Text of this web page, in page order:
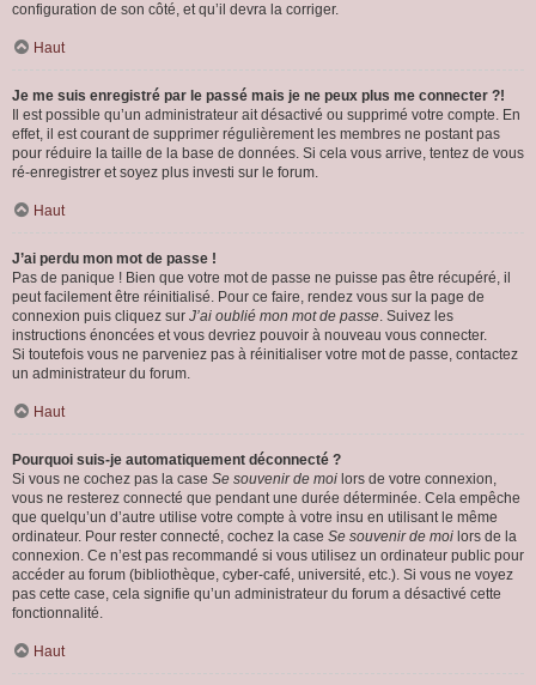
configuration de son côté, et qu’il devra la corriger.
Haut
Je me suis enregistré par le passé mais je ne peux plus me connecter ?!
Il est possible qu’un administrateur ait désactivé ou supprimé votre compte. En
effet, il est courant de supprimer régulièrement les membres ne postant pas
pour réduire la taille de la base de données. Si cela vous arrive, tentez de vous
ré-enregistrer et soyez plus investi sur le forum.
Haut
J’ai perdu mon mot de passe !
Pas de panique ! Bien que votre mot de passe ne puisse pas être récupéré, il
peut facilement être réinitialisé. Pour ce faire, rendez vous sur la page de
connexion puis cliquez sur J’ai oublié mon mot de passe. Suivez les
instructions énoncées et vous devriez pouvoir à nouveau vous connecter.
Si toutefois vous ne parveniez pas à réinitialiser votre mot de passe, contactez
un administrateur du forum.
Haut
Pourquoi suis-je automatiquement déconnecté ?
Si vous ne cochez pas la case Se souvenir de moi lors de votre connexion,
vous ne resterez connecté que pendant une durée déterminée. Cela empêche
que quelqu’un d’autre utilise votre compte à votre insu en utilisant le même
ordinateur. Pour rester connecté, cochez la case Se souvenir de moi lors de la
connexion. Ce n’est pas recommandé si vous utilisez un ordinateur public pour
accéder au forum (bibliothèque, cyber-café, université, etc.). Si vous ne voyez
pas cette case, cela signifie qu’un administrateur du forum a désactivé cette
fonctionnalité.
Haut